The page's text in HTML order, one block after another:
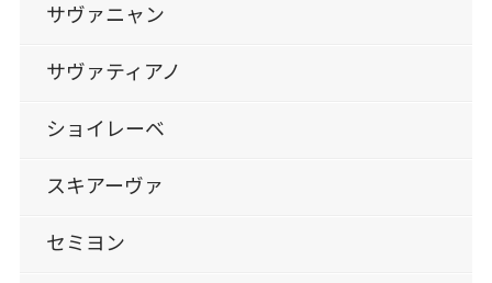
サヴァニャン
サヴァティアノ
ショイレーベ
スキアーヴァ
セミヨン